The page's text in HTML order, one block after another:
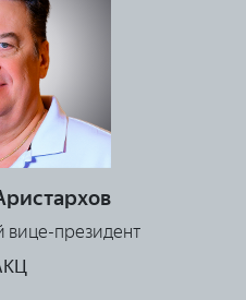
вице-президент